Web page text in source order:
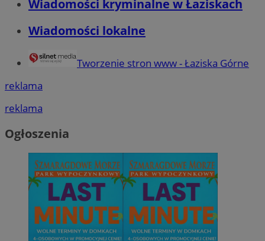
Wiadomości kryminalne w Łaziskach
Wiadomości lokalne
Tworzenie stron www - Łaziska Górne
reklama
reklama
Ogłoszenia